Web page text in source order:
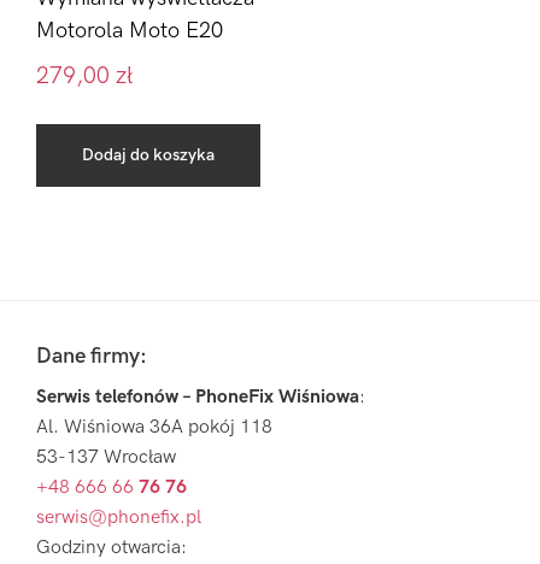
Motorola Moto E20
279,00 zł
Dodaj do koszyka
Sidebar
FooterDane firmy:
Serwis telefonów – PhoneFix Wiśniowa:
Al. Wiśniowa 36A pokój 118
53-137 Wrocław
+48 666 66 76 76
serwis@phonefix.pl
Godziny otwarcia: